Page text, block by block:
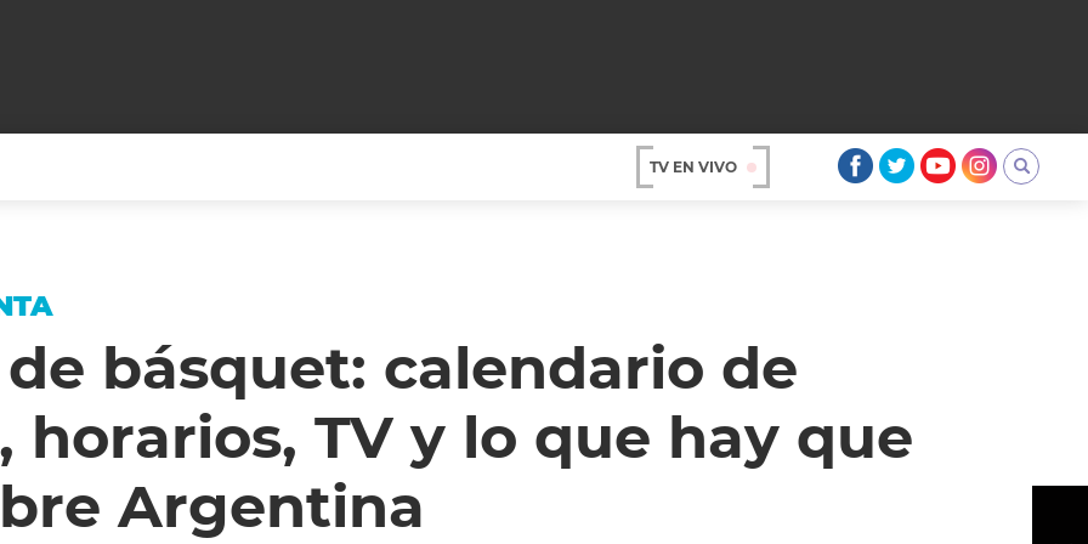
ARGENTINA
UN CAMBIO
ENTROMETIDOS EN LA TELE
ENTRE NOS
MODO FONTEVECCHIA
PERIODISMO PURO
REPERFILAR
FIESTAS ARGENTINAS
BELLEZA FASHION
FULL FACE TV
DESAFÍO 10 AÑOS MENOS
AGENDA CORPORATIVA
TV EN VIVO
básquet: calendario de
horarios, TV y lo que hay que
Argentina